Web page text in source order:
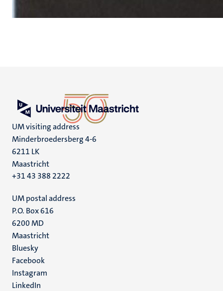
UM visiting address
Minderbroedersberg 4-6
6211 LK
Maastricht
+31 43 388 2222
UM postal address
P.O. Box 616
6200 MD
Maastricht
Social
media
Bluesky
Facebook
Instagram
LinkedIn